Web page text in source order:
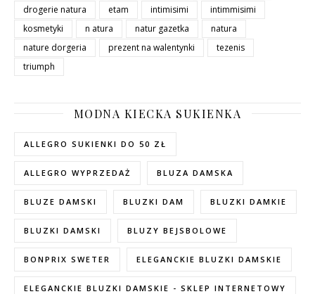
drogerie natura
etam intimisimi
intimmisimi
kosmetyki
n atura natur gazetka
natura
nature dorgeria
prezent na walentynki
tezenis
triumph
MODNA KIECKA SUKIENKA
ALLEGRO SUKIENKI DO 50 ZŁ
ALLEGRO WYPRZEDAŻ BLUZA DAMSKA
BLUZE DAMSKI BLUZKI DAM BLUZKI DAMKIE
BLUZKI DAMSKI BLUZY BEJSBOLOWE
BONPRIX SWETER ELEGANCKIE BLUZKI DAMSKIE
ELEGANCKIE BLUZKI DAMSKIE - SKLEP INTERNETOWY